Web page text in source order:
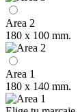
Area 2
180 x 100 mm.
Area 1
180 x 140 mm.